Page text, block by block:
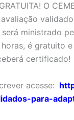
O
ministrado
é gratuito
certificado!
acesse:
para-